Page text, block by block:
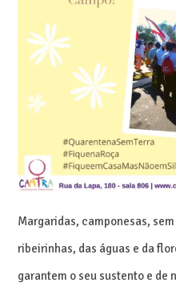
Margaridas, camponesas,
ribeirinhas, das águas e da
garantem o seu sustento e de